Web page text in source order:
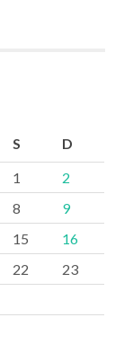
S D
1
2
8
9
15
16
22
23